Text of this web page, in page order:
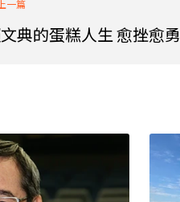
典的蛋糕人生 愈挫愈勇